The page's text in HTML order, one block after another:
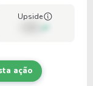
Upside
ação